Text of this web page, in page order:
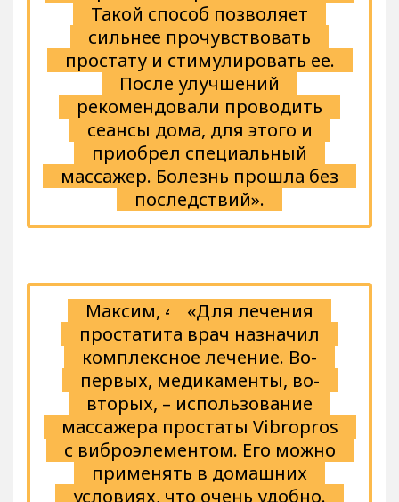
Такой способ позволяет
сильнее прочувствовать
простату и стимулировать ее.
После улучшений
рекомендовали проводить
сеансы дома, для этого и
приобрел специальный
массажер. Болезнь прошла без
последствий».
Максим, 43
«Для лечения
простатита врач назначил
комплексное лечение. Во-
первых, медикаменты, во-
вторых, – использование
массажера простаты Vibropros
с виброэлементом. Его можно
применять в домашних
условиях, что очень удобно.